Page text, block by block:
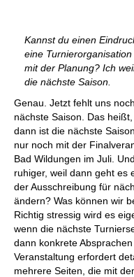
Kannst du einen
eine
mit der Planung? Ich
die nächste Saison.
Genau. Jetzt fehlt uns
nächste Saison. Das
dann ist die nächste
nur noch mit der
Bad Wildungen im Juli.
ruhiger, weil dann geht es
der Ausschreibung für
ändern? Was können wir
Richtig stressig wird es
wenn die nächste
dann konkrete
Veranstaltung erfordert
mehrere Seiten, die mit